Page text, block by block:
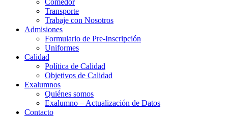
Comedor
Transporte
Trabaje con Nosotros
Admisiones
Formulario de Pre-Inscripción
Uniformes
Calidad
Política de Calidad
Objetivos de Calidad
Exalumnos
Quiénes somos
Exalumno – Actualización de Datos
Contacto